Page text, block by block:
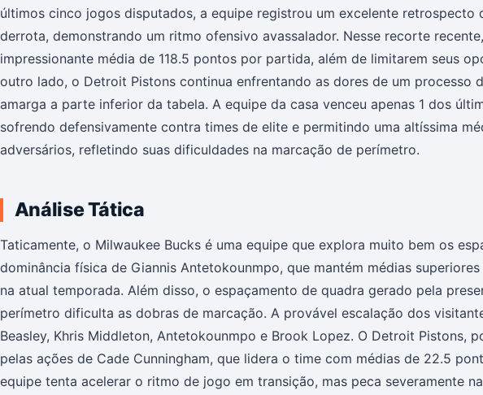
últimos cinco jogos disputados, a equipe registrou um excelente retrospecto
derrota, demonstrando um ritmo ofensivo avassalador. Nesse recorte
impressionante média de 118.5 pontos por partida, além de limitarem seus
outro lado, o Detroit Pistons continua enfrentando as dores de um processo
amarga a parte inferior da tabela. A equipe da casa venceu apenas 1 dos
sofrendo defensivamente contra times de elite e permitindo uma altíssima
adversários, refletindo suas dificuldades na marcação de perímetro.
Análise Tática
Taticamente, o Milwaukee Bucks é uma equipe que explora muito bem os
dominância física de Giannis Antetokounmpo, que mantém médias
na atual temporada. Além disso, o espaçamento de quadra gerado pela
perímetro dificulta as dobras de marcação. A provável escalação dos
Beasley, Khris Middleton, Antetokounmpo e Brook Lopez. O Detroit Pistons,
pelas ações de Cade Cunningham, que lidera o time com médias de 22.5
equipe tenta acelerar o ritmo de jogo em transição, mas peca severamente